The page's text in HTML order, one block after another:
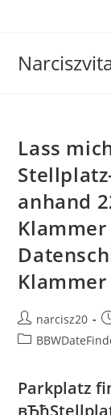
Lass
anhand
Klammer
Klammer
Post
author:
narcisz20
Post
Parkplatz